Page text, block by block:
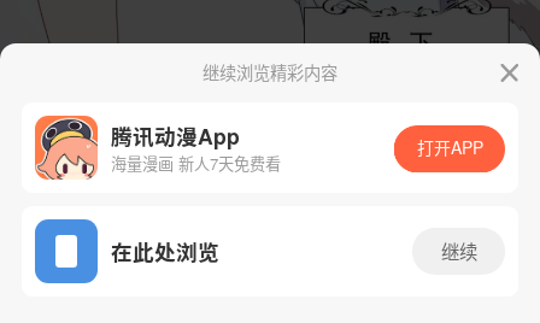
App免费看
继续浏览精彩内容
腾讯动漫App
海量漫画 新人7天免费看
打开APP
在此处浏览 继续